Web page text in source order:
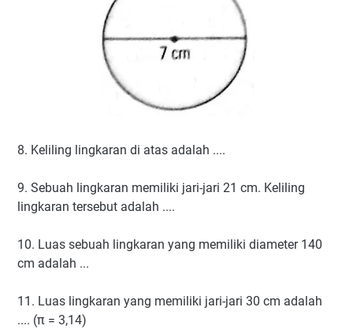
8. Keliling lingkaran di atas adalah ....
9. Sebuah lingkaran memiliki jari-jari 21 cm. Keliling
lingkaran tersebut adalah ....
10. Luas sebuah lingkaran yang memiliki diameter 140
cm adalah ...
11. Luas lingkaran yang memiliki jari-jari 30 cm adalah
.... (π = 3,14)